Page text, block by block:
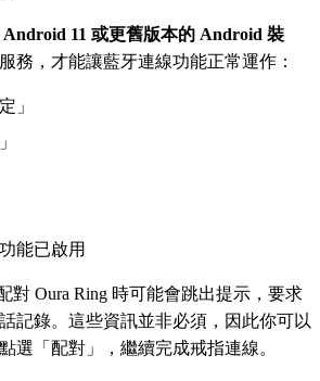
Android 11 或更舊版本的 Android 裝
務，才能讓藍牙連線功能正常運作：
」
能已啟用
對 Oura Ring 時可能會跳出提示，要求
記錄。這些資訊並非必須，因此你可以
選「配對」，繼續完成戒指連線。